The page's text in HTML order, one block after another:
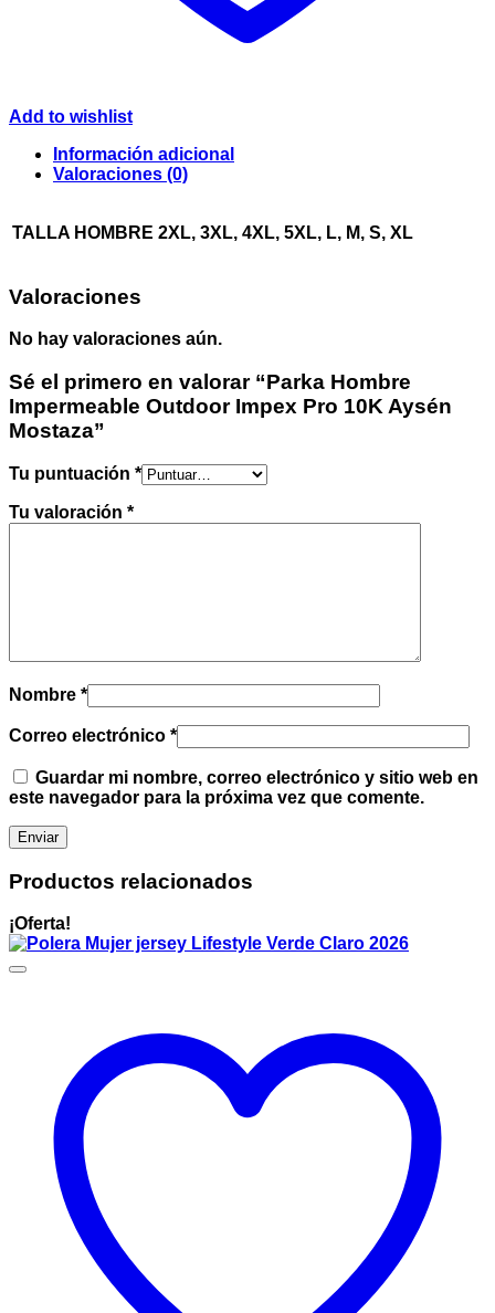
Add to wishlist
Información adicional
Valoraciones (0)
TALLA HOMBRE 2XL, 3XL, 4XL, 5XL, L, M, S, XL
Valoraciones
No hay valoraciones aún.
Sé el primero en valorar “Parka Hombre
Impermeable Outdoor Impex Pro 10K Aysén
Mostaza”
Tu puntuación *
Tu valoración *
Nombre *
Correo electrónico *
Guardar mi nombre, correo electrónico y sitio web en
este navegador para la próxima vez que comente.
Productos relacionados
¡Oferta!